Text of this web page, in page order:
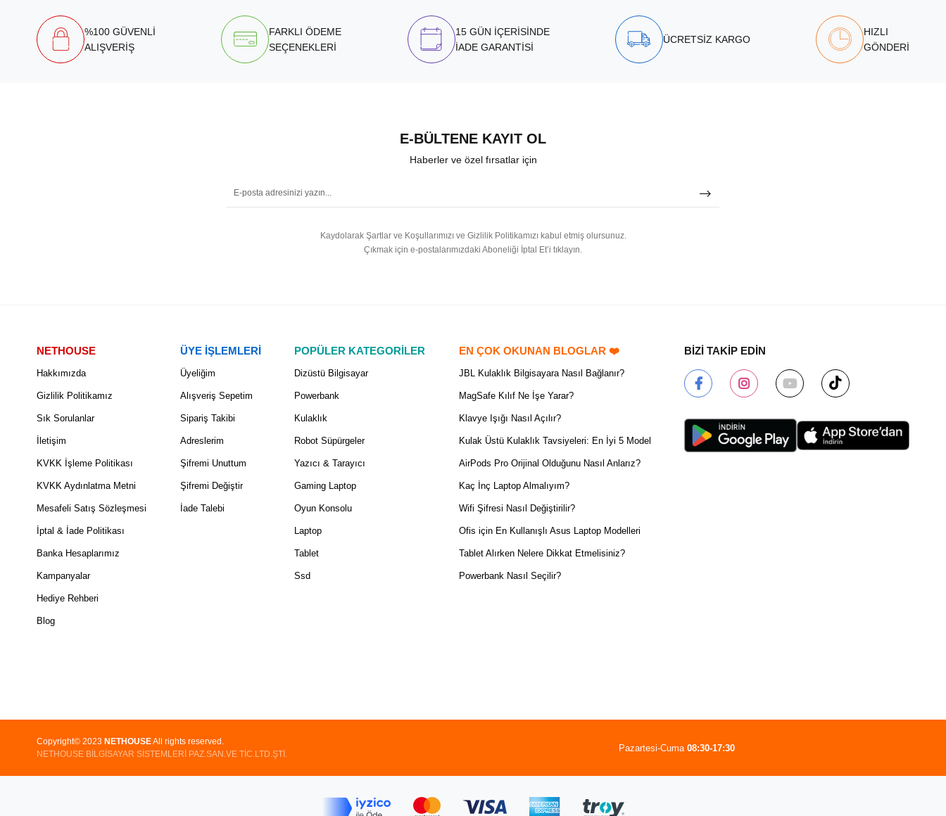
%100 GÜVENLİ
ALIŞVERİŞ
FARKLI ÖDEME
SEÇENEKLERİ
15 GÜN İÇERİSİNDE
İADE GARANTİSİ
ÜCRETSİZ KARGO
HIZLI
GÖNDERİ
E-BÜLTENE KAYIT OL
Haberler ve özel fırsatlar için
Kaydolarak Şartlar ve Koşullarımızı ve Gizlilik Politikamızı kabul etmiş olursunuz.
Çıkmak için e-postalarımızdaki Aboneliği İptal Et’i tıklayın.
NETHOUSE
Hakkımızda
Gizlilik Politikamız
Sık Sorulanlar
İletişim
KVKK İşleme Politikası
KVKK Aydınlatma Metni
Mesafeli Satış Sözleşmesi
İptal & İade Politikası
Banka Hesaplarımız
Kampanyalar
Hediye Rehberi
Blog
ÜYE İŞLEMLERİ
Üyeliğim
Alışveriş Sepetim
Sipariş Takibi
Adreslerim
Şifremi Unuttum
Şifremi Değiştir
İade Talebi
POPÜLER KATEGORİLER
Dizüstü Bilgisayar
Powerbank
Kulaklık
Robot Süpürgeler
Yazıcı & Tarayıcı
Gaming Laptop
Oyun Konsolu
Laptop
Tablet
Ssd
EN ÇOK OKUNAN BLOGLAR ❤️
JBL Kulaklık Bilgisayara Nasıl Bağlanır?
MagSafe Kılıf Ne İşe Yarar?
Klavye Işığı Nasıl Açılır?
Kulak Üstü Kulaklık Tavsiyeleri: En İyi 5 Model
AirPods Pro Orijinal Olduğunu Nasıl Anlarız?
Kaç İnç Laptop Almalıyım?
Wifi Şifresi Nasıl Değiştirilir?
Ofis için En Kullanışlı Asus Laptop Modelleri
Tablet Alırken Nelere Dikkat Etmelisiniz?
Powerbank Nasıl Seçilir?
BİZİ TAKİP EDİN
Copyright© 2023 NETHOUSEAll rights reserved.
NETHOUSE BİLGİSAYAR SİSTEMLERİ PAZ.SAN.VE TİC.LTD.ŞTİ.
Pazartesi-Cuma 08:30-17:30